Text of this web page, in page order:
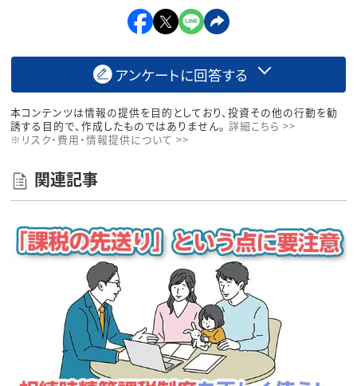
アンケートに回答する
本コンテンツは情報の提供を目的としており、投資その他の行動を勧
誘する目的で、作成したものではありません。 詳細こちら >>
※リスク・費用・情報提供について >>
関連記事